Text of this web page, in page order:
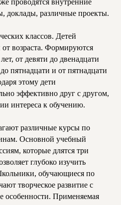
доклады, различные проекты.
классов. Детей
возраста. Формируются
от девяти до двенадцати
пятнадцати и от пятнадцати
этому дети
эффективно друг с другом,
интереса к обучению.
различные курсы по
Основной учебный
которые длятся три
глубоко изучить
обучающиеся по
творческое развитие с
особенности. Применяемая